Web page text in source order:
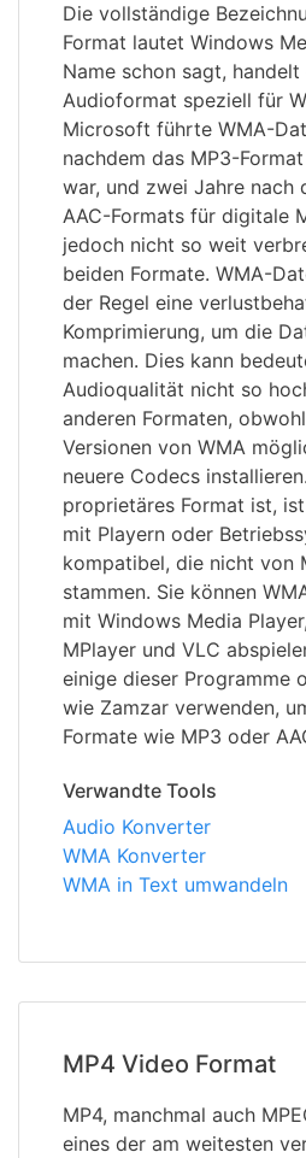
Die vollständige
Format lautet Windows
Name schon sagt,
Audioformat speziell für
Microsoft führte WMA-
nachdem das MP3-
war, und zwei Jahre nach
AAC-Formats für digitale
jedoch nicht so weit
beiden Formate. WMA-
der Regel eine
Komprimierung, um die
machen. Dies kann
Audioqualität nicht so
anderen Formaten,
Versionen von WMA
neuere Codecs
proprietäres Format ist,
mit Playern oder
kompatibel, die nicht von
stammen. Sie können
mit Windows Media
MPlayer und VLC
einige dieser Programme
wie Zamzar verwenden,
Formate wie MP3 oder
Verwandte Tools
Audio Konverter
WMA Konverter
WMA in Text umwandeln
MP4 Video Format
MP4, manchmal auch
eines der am weitesten